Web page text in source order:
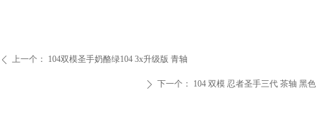
ꄴ 上一个： 104双模圣手奶酪绿104 3x升级版 青轴
ꄲ 下一个： 104 双模 忍者圣手三代 茶轴 黑色